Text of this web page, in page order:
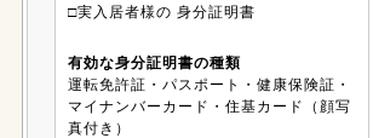
□実入居者様の 身分証明書
有効な身分証明書の種類
運転免許証・パスポート・健康保険証・
マイナンバーカード・住基カード（顔写
真付き）